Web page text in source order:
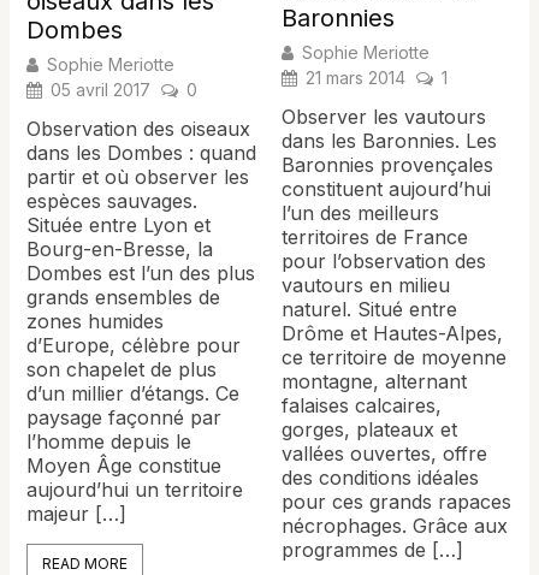
Dombes
Sophie Meriotte
05 avril 2017
0
Observation des oiseaux
dans les Dombes : quand
partir et où observer les
espèces sauvages.
Située entre Lyon et
Bourg-en-Bresse, la
Dombes est l’un des plus
grands ensembles de
zones humides
d’Europe, célèbre pour
son chapelet de plus
d’un millier d’étangs. Ce
paysage façonné par
l’homme depuis le
Moyen Âge constitue
aujourd’hui un territoire
majeur […]
READ MORE
Baronnies
Sophie Meriotte
21 mars 2014
1
Observer les vautours
dans les Baronnies. Les
Baronnies provençales
constituent aujourd’hui
l’un des meilleurs
territoires de France
pour l’observation des
vautours en milieu
naturel. Situé entre
Drôme et Hautes-Alpes,
ce territoire de moyenne
montagne, alternant
falaises calcaires,
gorges, plateaux et
vallées ouvertes, offre
des conditions idéales
pour ces grands rapaces
nécrophages. Grâce aux
programmes de […]